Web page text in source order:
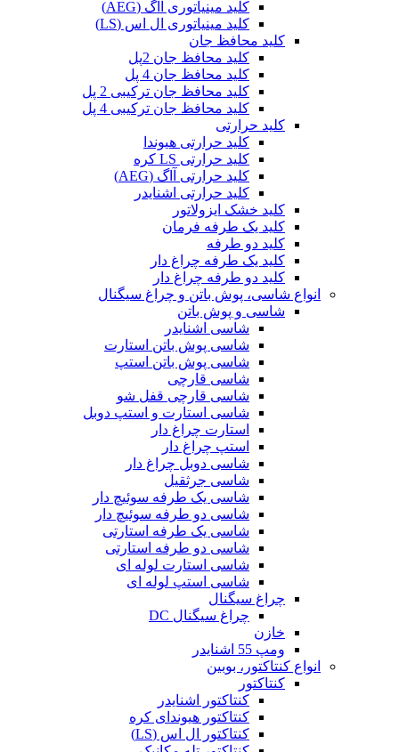
کلید مینیاتوری آاگ (AEG)
کلید مینیاتوری ال اس (LS)
کلید محافظ جان
کلید محافظ جان 2پل
کلید محافظ جان 4 پل
کلید محافظ جان ترکیبی 2 پل
کلید محافظ جان ترکیبی 4 پل
کلید حرارتی
کلید حرارتی هیوندا
کلید حرارتی LS کره
کلید حرارتی آاگ (AEG)
کلید حرارتی اشنایدر
کلید خشک ایزولاتور
کلید یک طرفه فرمان
کلید دو طرفه
کلید یک طرفه چراغ دار
کلید دو طرفه چراغ دار
انواع شاسی، پوش باتن و چراغ سیگنال
شاسی و پوش باتن
شاسی اشنایدر
شاسی پوش باتن استارت
شاسی پوش باتن استپ
شاسی قارچی
شاسی قارچی قفل شو
شاسی استارت و استپ دوبل
استارت چراغ دار
استپ چراغ دار
شاسی دوبل چراغ دار
شاسی جرثقیل
شاسی یک طرفه سوئیچ دار
شاسی دو طرفه سوئیچ دار
شاسی یک طرفه استارتی
شاسی دو طرفه استارتی
شاسی استارت لوله ای
شاسی استپ لوله ای
چراغ سیگنال
چراغ سیگنال DC
خازن
ومپ 55 اشنایدر
انواع کنتاکتور، بوبین
کنتاکتور
کنتاکتور اشنایدر
کنتاکتور هیوندای کره
کنتاکتور ال اس (LS)